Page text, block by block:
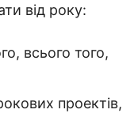
від року:
всього того,
проектів,